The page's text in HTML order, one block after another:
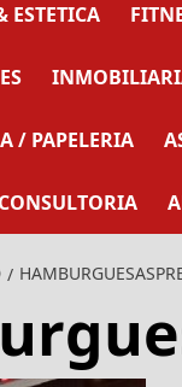
ESTETICA
/ PAPELERIA
CONSULTORIA